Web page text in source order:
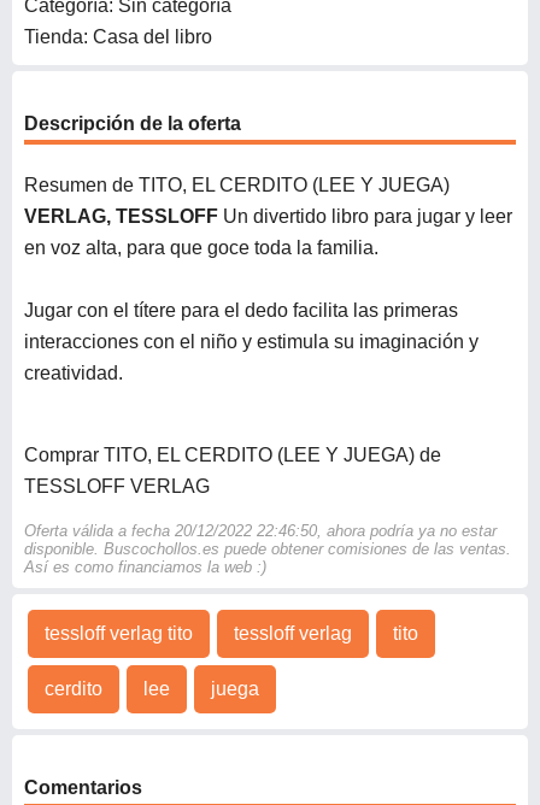
Categoría: Sin categoría
Tienda: Casa del libro
Descripción de la oferta
Resumen de TITO, EL CERDITO (LEE Y JUEGA)
VERLAG, TESSLOFF Un divertido libro para jugar y leer
en voz alta, para que goce toda la familia.
Jugar con el títere para el dedo facilita las primeras
interacciones con el niño y estimula su imaginación y
creatividad.
Comprar TITO, EL CERDITO (LEE Y JUEGA) de
TESSLOFF VERLAG
Oferta válida a fecha 20/12/2022 22:46:50, ahora podría ya no estar
disponible. Buscochollos.es puede obtener comisiones de las ventas.
Así es como financiamos la web :)
tessloff verlag tito tessloff verlag tito
cerdito lee juega
Comentarios